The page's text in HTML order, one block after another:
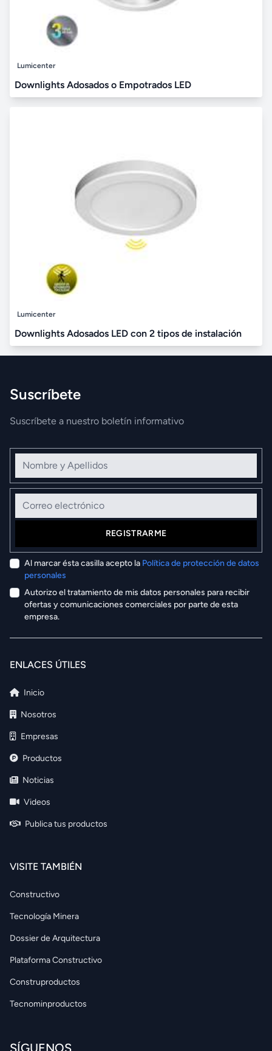
Lumicenter
Downlights Adosados o Empotrados LED
Lumicenter
Downlights Adosados LED con 2 tipos de instalación
Suscríbete
Suscríbete a nuestro boletín informativo
Nombre y Apellidos
Correo electrónico
REGISTRARME
Al marcar ésta casilla acepto la Política de protección de datos
personales
Autorizo el tratamiento de mis datos personales para recibir
ofertas y comunicaciones comerciales por parte de esta
empresa.
ENLACES ÚTILES
Inicio
Nosotros
Empresas
Productos
Noticias
Videos
Publica tus productos
VISITE TAMBIÉN
Constructivo
Tecnología Minera
Dossier de Arquitectura
Plataforma Constructivo
Construproductos
Tecnominproductos
SÍGUENOS